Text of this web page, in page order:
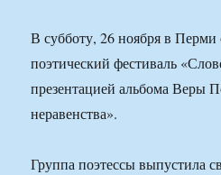
В субботу, 26 ноября в Перми
поэтический фестиваль
презентацией альбома Веры
неравенства».
Группа поэтессы выпустила